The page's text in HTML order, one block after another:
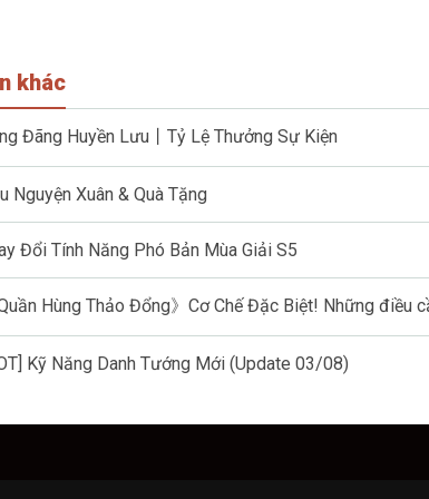
khác
Đãng Huyền Lưu丨Tỷ Lệ Thưởng Sự Kiện
Nguyện Xuân & Quà Tặng
Đổi Tính Năng Phó Bản Mùa Giải S5
Quần Hùng Thảo Đổng》Cơ Chế Đặc Biệt! Những điều
Kỹ Năng Danh Tướng Mới (Update 03/08)